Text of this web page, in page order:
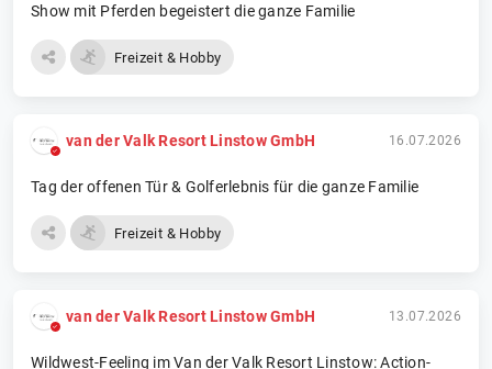
Show mit Pferden begeistert die ganze Familie
Freizeit & Hobby
van der Valk Resort Linstow GmbH 16.07.2026
Tag der offenen Tür & Golferlebnis für die ganze Familie
Freizeit & Hobby
van der Valk Resort Linstow GmbH 13.07.2026
Wildwest-Feeling im Van der Valk Resort Linstow: Action-